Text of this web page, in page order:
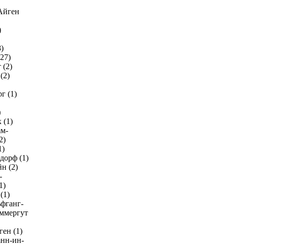
(2)
(1)
(1)
(1)
(2)
(1)
ин-